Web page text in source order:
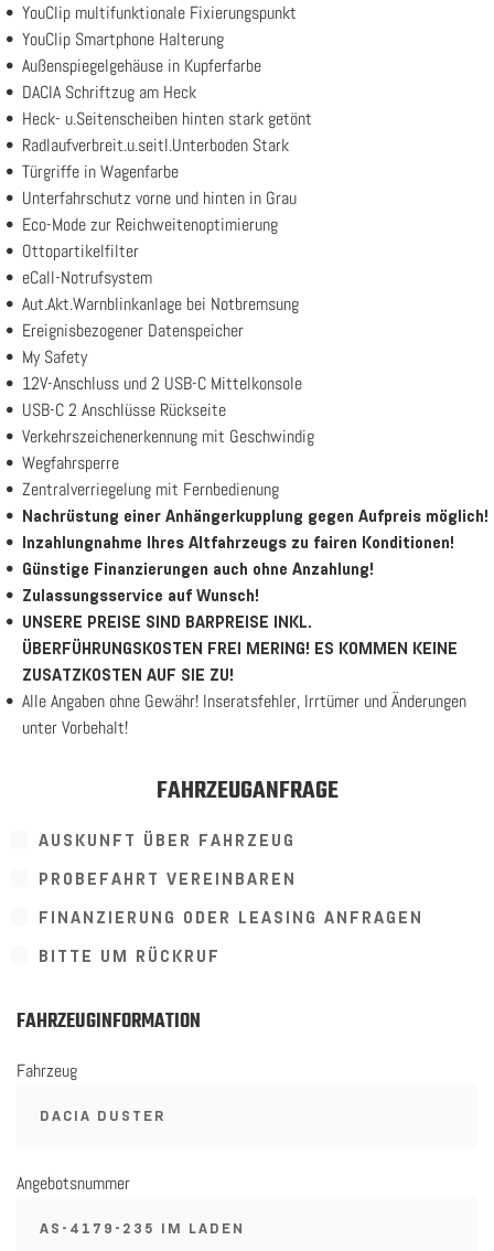
YouClip multifunktionale Fixierungspunkt
YouClip Smartphone Halterung
Außenspiegelgehäuse in Kupferfarbe
DACIA Schriftzug am Heck
Heck- u.Seitenscheiben hinten stark getönt
Radlaufverbreit.u.seitl.Unterboden Stark
Türgriffe in Wagenfarbe
Unterfahrschutz vorne und hinten in Grau
Eco-Mode zur Reichweitenoptimierung
Ottopartikelfilter
eCall-Notrufsystem
Aut.Akt.Warnblinkanlage bei Notbremsung
Ereignisbezogener Datenspeicher
My Safety
12V-Anschluss und 2 USB-C Mittelkonsole
USB-C 2 Anschlüsse Rückseite
Verkehrszeichenerkennung mit Geschwindig
Wegfahrsperre
Zentralverriegelung mit Fernbedienung
Nachrüstung einer Anhängerkupplung gegen Aufpreis möglich!
Inzahlungnahme Ihres Altfahrzeugs zu fairen Konditionen!
Günstige Finanzierungen auch ohne Anzahlung!
Zulassungsservice auf Wunsch!
UNSERE PREISE SIND BARPREISE INKL.
ÜBERFÜHRUNGSKOSTEN FREI MERING! ES KOMMEN KEINE
ZUSATZKOSTEN AUF SIE ZU!
Alle Angaben ohne Gewähr! Inseratsfehler, Irrtümer und Änderungen
unter Vorbehalt!
FAHRZEUGANFRAGE
AUSKUNFT ÜBER FAHRZEUG
PROBEFAHRT VEREINBAREN
FINANZIERUNG ODER LEASING ANFRAGEN
BITTE UM RÜCKRUF
FAHRZEUGINFORMATION
Fahrzeug
Angebotsnummer